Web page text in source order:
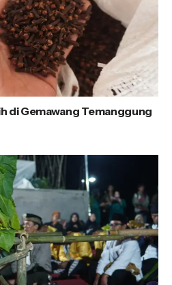
di Gemawang Temanggung